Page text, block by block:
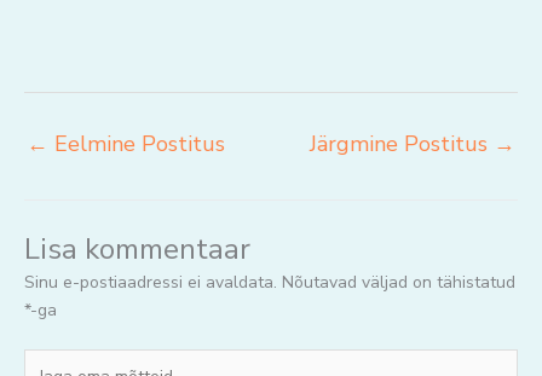
← Eelmine Postitus Järgmine Postitus →
Lisa kommentaar
Sinu e-postiaadressi ei avaldata. Nõutavad väljad on tähistatud
*-ga